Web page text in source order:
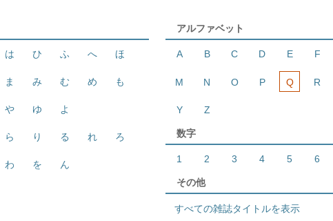
は ひ ふ へ ほ
ま み む め も
や ゆ よ
ら り る れ ろ
わ を ん
アルファベット
A B C D E F
M N O P Q R
Y Z
数字
1 2 3 4 5 6
その他
すべての雑誌タイトルを表示